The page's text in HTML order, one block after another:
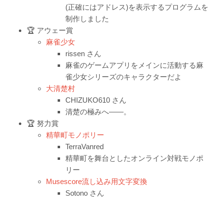
(正確にはアドレス)を表示するプログラムを
制作しました
🏆 アウェー賞
麻雀少女
rissen さん
麻雀のゲームアプリをメインに活動する麻
雀少女シリーズのキャラクターだよ
大清楚村
CHIZUKO610 さん
清楚の極みへ――。
🏆 努力賞
精華町モノポリー
TerraVanred
精華町を舞台としたオンライン対戦モノポ
リー
Musescore流し込み用文字変換
Sotono さん